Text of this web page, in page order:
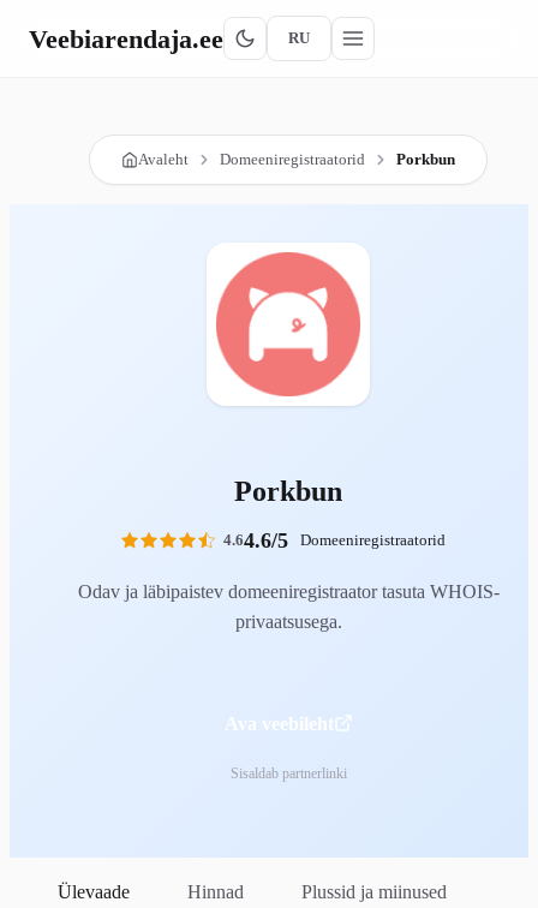
Veebiarendaja.ee RU
Avaleht Domeeniregistraatorid Porkbun
Porkbun
4.64.6/5 Domeeniregistraatorid
Odav ja läbipaistev domeeniregistraator tasuta WHOIS-
privaatsusega.
Ava veebileht
Sisaldab partnerlinki
Ülevaade Hinnad Plussid ja miinused